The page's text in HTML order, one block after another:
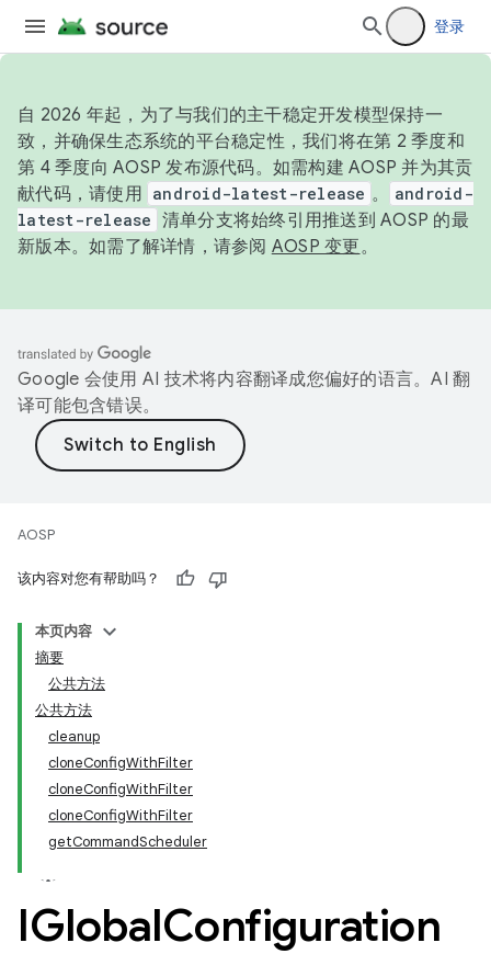
登录
自 2026 年起，为了与我们的主干稳定开发模型保持一
致，并确保生态系统的平台稳定性，我们将在第 2 季度和
第 4 季度向 AOSP 发布源代码。如需构建 AOSP 并为其贡
献代码，请使用 android-latest-release 。
android-
latest-release 清单分支将始终引用推送到 AOSP 的最
新版本。如需了解详情，请参阅 AOSP 变更。
Google 会使用 AI 技术将内容翻译成您偏好的语言。AI 翻
译可能包含错误。
AOSP
该内容对您有帮助吗？
本页内容
摘要
公共方法
公共方法
cleanup
cloneConfigWithFilter
cloneConfigWithFilter
cloneConfigWithFilter
getCommandScheduler
IGlobalConfiguration